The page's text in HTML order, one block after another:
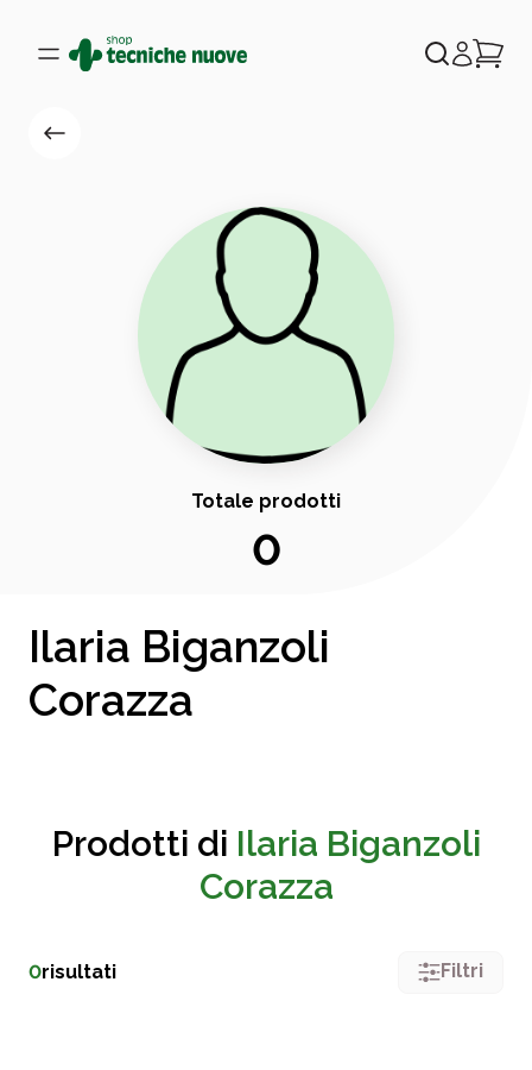
Totale prodotti
0
Ilaria Biganzoli
Corazza
Prodotti di Ilaria Biganzoli
Corazza
0risultati Filtri